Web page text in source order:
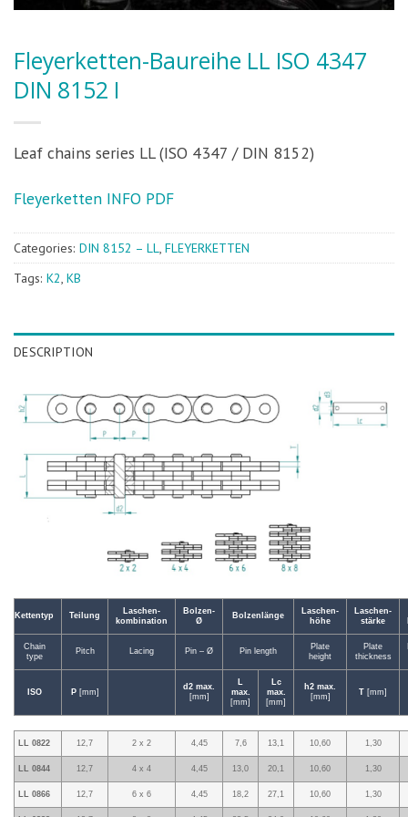
Fleyerketten-Baureihe LL ISO 4347
DIN 8152 I
Leaf chains series LL (ISO 4347 / DIN 8152)
Fleyerketten INFO PDF
Categories: DIN 8152 – LL, FLEYERKETTEN
Tags: K2, KB
DESCRIPTION
Kettentyp Teilung
Laschen-
kombination
Bolzen-
Ø
Bolzenlänge
Laschen-
höhe
Laschen-
stärke
Chain
type
Pitch Lacing Pin – Ø Pin length
Plate
height
Plate
thickness
ISO P[mm]
d2 max.
[mm]
L
max.
[mm]
Lc
max.
[mm]
h2 max.
[mm]
T [mm]
LL 0822 12,7 2 x 2 4,45 7,6 13,1 10,60 1,30
LL 0844 12,7 4 x 4 4,45 13,0 20,1 10,60 1,30
LL 0866 12,7 6 x 6 4,45 18,2 27,1 10,60 1,30